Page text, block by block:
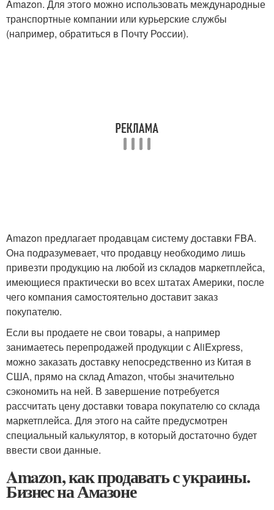
Amazon. Для этого можно использовать международные
транспортные компании или курьерские службы
(например, обратиться в Почту России).
Amazon предлагает продавцам систему доставки FBA.
Она подразумевает, что продавцу необходимо лишь
привезти продукцию на любой из складов маркетплейса,
имеющиеся практически во всех штатах Америки, после
чего компания самостоятельно доставит заказ
покупателю.
Если вы продаете не свои товары, а например
занимаетесь перепродажей продукции с AliExpress,
можно заказать доставку непосредственно из Китая в
США, прямо на склад Amazon, чтобы значительно
сэкономить на ней. В завершение потребуется
рассчитать цену доставки товара покупателю со склада
маркетплейса. Для этого на сайте предусмотрен
специальный калькулятор, в который достаточно будет
ввести свои данные.
Amazon, как продавать с украины.
Бизнес на Амазоне